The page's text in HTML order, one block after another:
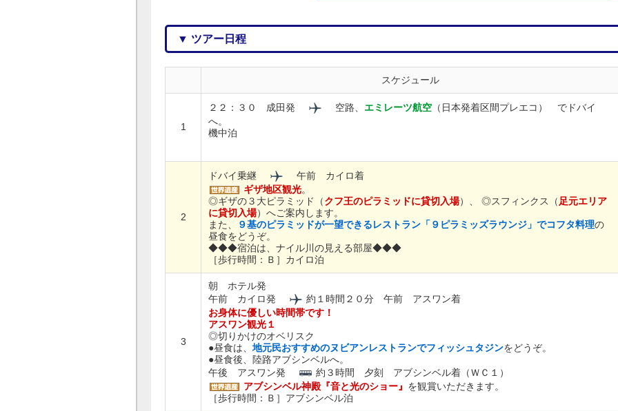
▼ ツアー日程
スケジュール
1
２２：３０ 成田発 空路、 エミレーツ航空 （日本発着区間プレエコ） でドバイ
へ。
機中泊
2
ドバイ乗継
午前 カイロ着
ギザ地区観光。
◎ギザの３大ピラミッド（クフ王のピラミッドに貸切入場）、 ◎スフィンクス（足元エリア
に貸切入場）へご案内します。
また、
９基のピラミッドが一望できるレストラン「９ピラミッズラウンジ」でコフタ料理の
昼食をどうぞ。
◆◆◆宿泊は、ナイル川の見える部屋◆◆◆
［歩行時間：Ｂ］カイロ泊
3
朝 ホテル発
午前 カイロ発
約１時間２０分 午前 アスワン着
お身体に優しい時間帯です！
アスワン観光１
◎切りかけのオベリスク
●昼食は、 地元民おすすめのヌビアンレストランでフィッシュタジンをどうぞ。
●昼食後、陸路アブシンベルへ。
午後 アスワン発
約３時間 夕刻 アブシンベル着（ＷＣ１）
アブシンベル神殿『音と光のショー』 を観賞いただきます。
［歩行時間：Ｂ］アブシンベル泊